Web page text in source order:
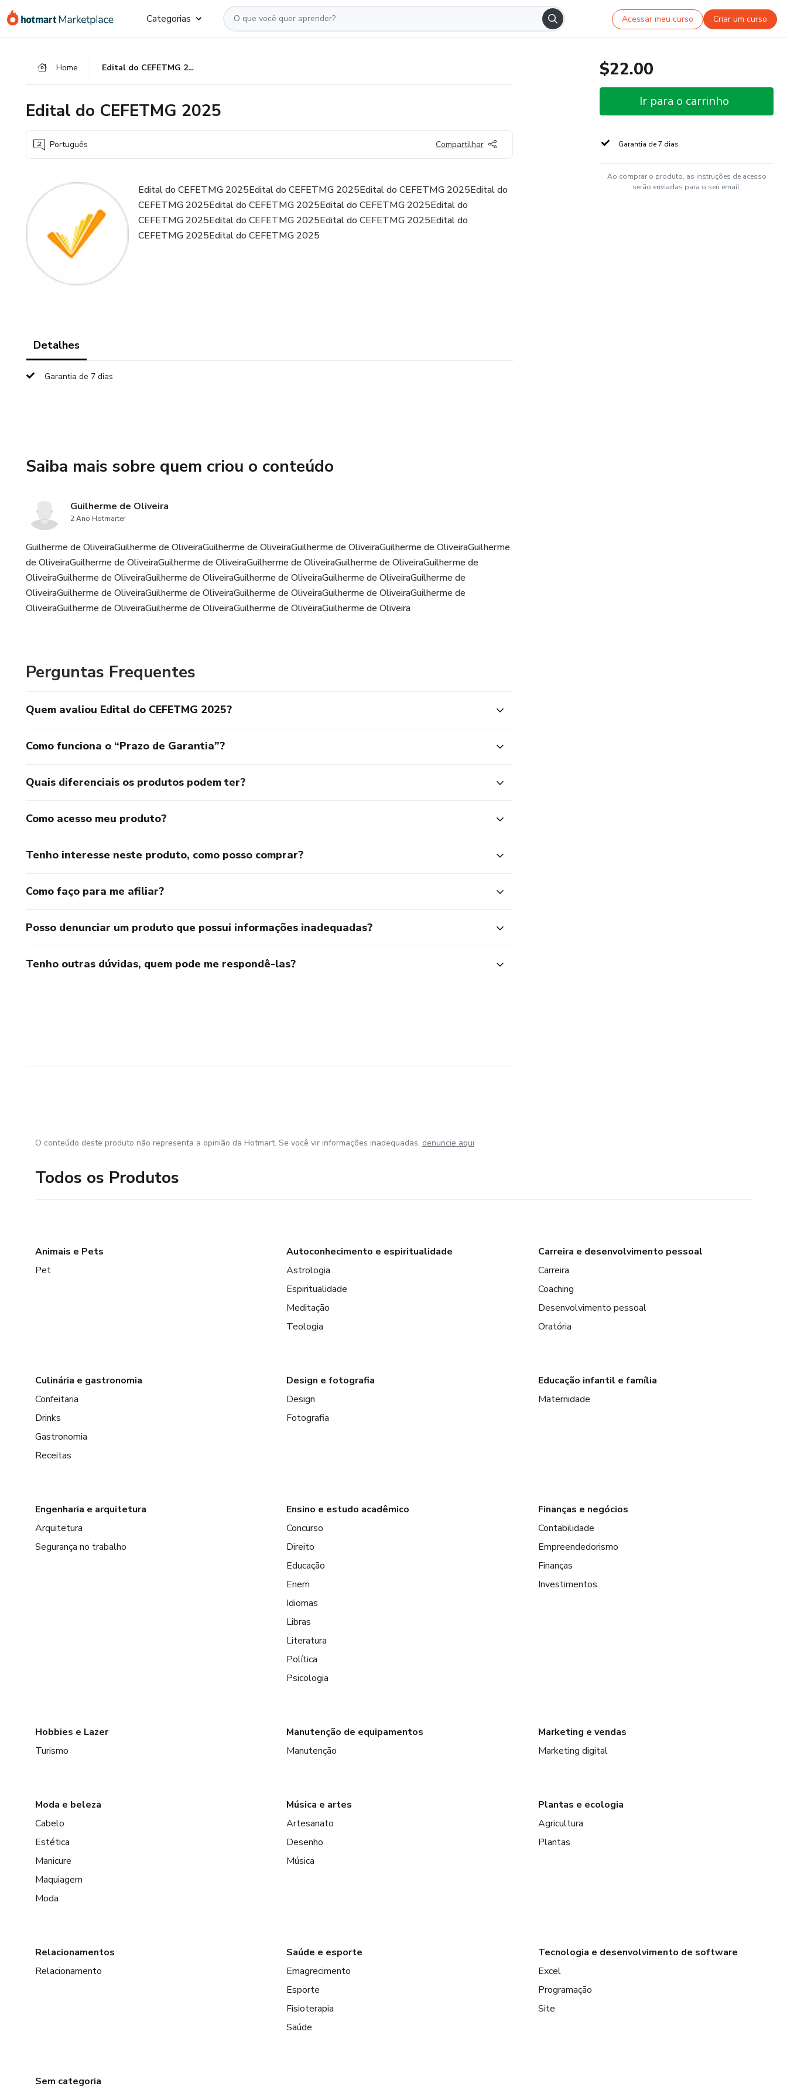
para
para
para
Categorias Acessar meu curso Criar um curso
Home Edital do CEFETMG 2025
Edital do CEFETMG 2025
Português Compartilhar
Edital do CEFETMG 2025Edital do CEFETMG 2025Edital do CEFETMG 2025Edital do
CEFETMG 2025Edital do CEFETMG 2025Edital do CEFETMG 2025Edital do
CEFETMG 2025Edital do CEFETMG 2025Edital do CEFETMG 2025Edital do
CEFETMG 2025Edital do CEFETMG 2025
Detalhes
Garantia de 7 dias
Saiba mais sobre quem criou o conteúdo
Guilherme de Oliveira
2 Ano Hotmarter
Guilherme de OliveiraGuilherme de OliveiraGuilherme de OliveiraGuilherme de OliveiraGuilherme de OliveiraGuilherme
de OliveiraGuilherme de OliveiraGuilherme de OliveiraGuilherme de OliveiraGuilherme de OliveiraGuilherme de
OliveiraGuilherme de OliveiraGuilherme de OliveiraGuilherme de OliveiraGuilherme de OliveiraGuilherme de
OliveiraGuilherme de OliveiraGuilherme de OliveiraGuilherme de OliveiraGuilherme de OliveiraGuilherme de
OliveiraGuilherme de OliveiraGuilherme de OliveiraGuilherme de OliveiraGuilherme de Oliveira
Perguntas Frequentes
Quem avaliou Edital do CEFETMG 2025?
Como funciona o “Prazo de Garantia”?
Quais diferenciais os produtos podem ter?
Como acesso meu produto?
Tenho interesse neste produto, como posso comprar?
Como faço para me afiliar?
Posso denunciar um produto que possui informações inadequadas?
Tenho outras dúvidas, quem pode me respondê-las?
$22.00
Ir para o carrinho
Garantia de 7 dias
Ao comprar o produto, as instruções de acesso
serão enviadas para o seu email.
O conteúdo deste produto não representa a opinião da Hotmart. Se você vir informações inadequadas, denuncie aqui
Todos os Produtos
Animais e Pets
Pet
Autoconhecimento e espiritualidade
Astrologia
Espiritualidade
Meditação
Teologia
Carreira e desenvolvimento pessoal
Carreira
Coaching
Desenvolvimento pessoal
Oratória
Culinária e gastronomia
Confeitaria
Drinks
Gastronomia
Receitas
Design e fotografia
Design
Fotografia
Educação infantil e família
Maternidade
Engenharia e arquitetura
Arquitetura
Segurança no trabalho
Ensino e estudo acadêmico
Concurso
Direito
Educação
Enem
Idiomas
Libras
Literatura
Política
Psicologia
Finanças e negócios
Contabilidade
Empreendedorismo
Finanças
Investimentos
Hobbies e Lazer
Turismo
Manutenção de equipamentos
Manutenção
Marketing e vendas
Marketing digital
Moda e beleza
Cabelo
Estética
Manicure
Maquiagem
Moda
Música e artes
Artesanato
Desenho
Música
Plantas e ecologia
Agricultura
Plantas
Relacionamentos
Relacionamento
Saúde e esporte
Emagrecimento
Esporte
Fisioterapia
Saúde
Tecnologia e desenvolvimento de software
Excel
Programação
Site
Sem categoria